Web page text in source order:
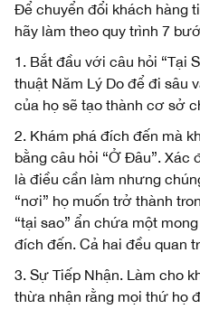
Để chuyển đổi khách hàng
hãy làm theo quy trình 7
1. Bắt đầu với câu hỏi “Tại
thuật Năm Lý Do để đi sâu
của họ sẽ tạo thành cơ sở
2. Khám phá đích đến mà
bằng câu hỏi “Ở Đâu”. Xác
là điều cần làm nhưng
“nơi” họ muốn trở thành
“tại sao” ẩn chứa một
đích đến. Cả hai đều quan
3. Sự Tiếp Nhận. Làm cho
thừa nhận rằng mọi thứ họ